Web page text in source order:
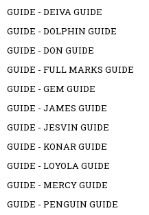
GUIDE - DEIVA GUIDE
GUIDE - DOLPHIN GUIDE
GUIDE - DON GUIDE
GUIDE - FULL MARKS GUIDE
GUIDE - GEM GUIDE
GUIDE - JAMES GUIDE
GUIDE - JESVIN GUIDE
GUIDE - KONAR GUIDE
GUIDE - LOYOLA GUIDE
GUIDE - MERCY GUIDE
GUIDE - PENGUIN GUIDE